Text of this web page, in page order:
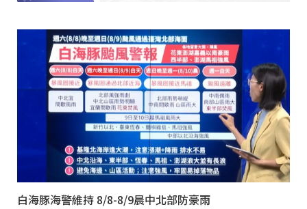
白海豚海警維持 8/8-8/9晨中北部防豪雨